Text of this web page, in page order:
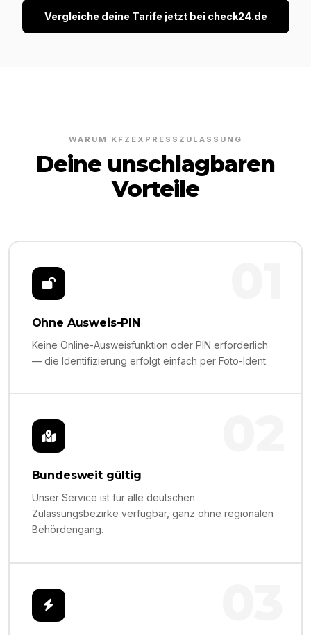
Vergleiche deine Tarife jetzt bei check24.de
WARUM KFZEXPRESSZULASSUNG
Deine unschlagbaren
Vorteile
Ohne Ausweis-PIN
Keine Online-Ausweisfunktion oder PIN erforderlich
— die Identifizierung erfolgt einfach per Foto-Ident.
Bundesweit gültig
Unser Service ist für alle deutschen
Zulassungsbezirke verfügbar, ganz ohne regionalen
Behördengang.